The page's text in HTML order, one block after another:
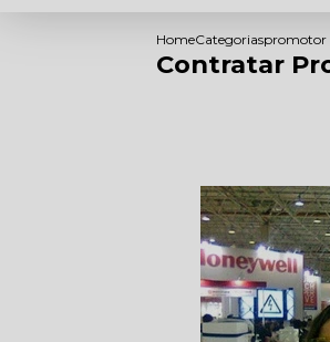
HomeCategoriaspromotor
Contratar